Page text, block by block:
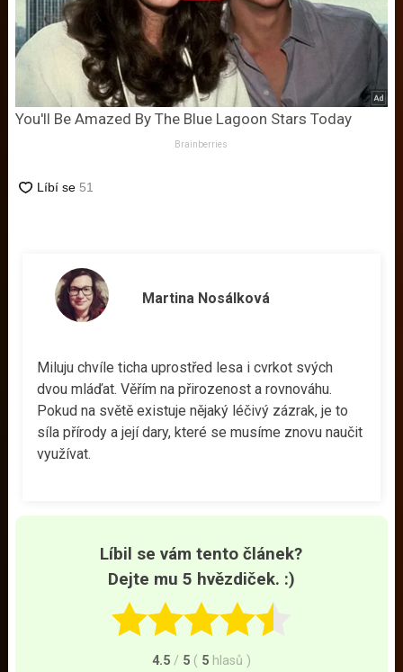
You'll Be Amazed By The Blue Lagoon Stars Today
Brainberries
Martina Nosálková
Miluju chvíle ticha uprostřed lesa i cvrkot svých
dvou mláďat. Věřím na přirozenost a rovnováhu.
Pokud na světě existuje nějaký léčivý zázrak, je to
síla přírody a její dary, které se musíme znovu naučit
využívat.
Líbil se vám tento článek?
Dejte mu 5 hvězdiček. :)
4.5 / 5 ( 5 hlasů )